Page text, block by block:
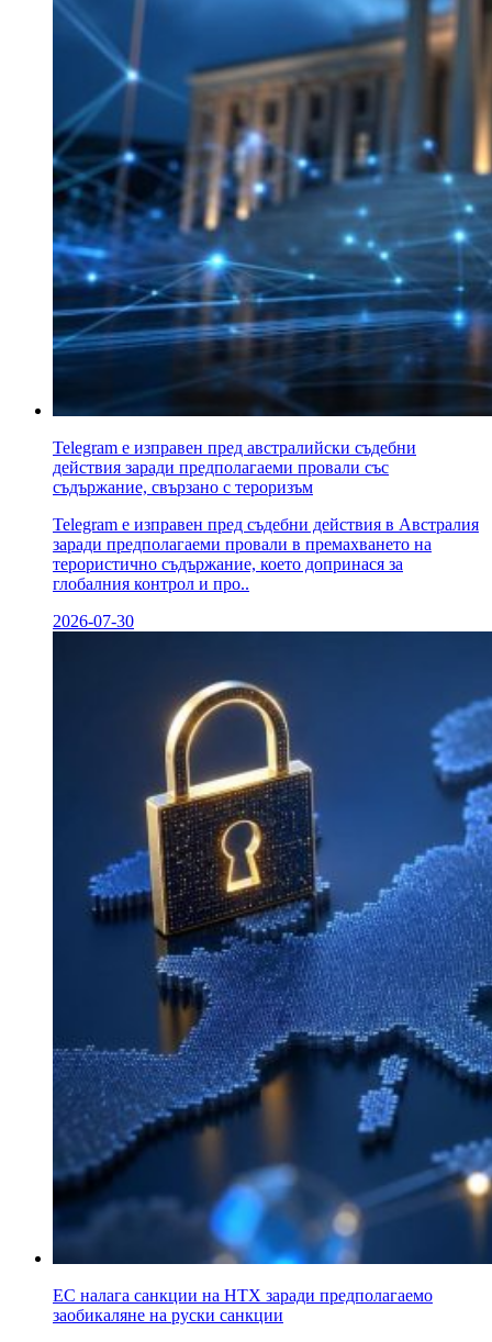
Telegram е изправен пред австралийски съдебни
действия заради предполагаеми провали със
съдържание, свързано с тероризъм
Telegram е изправен пред съдебни действия в Австралия
заради предполагаеми провали в премахването на
терористично съдържание, което допринася за
глобалния контрол и про..
2026-07-30
ЕС налага санкции на HTX заради предполагаемо
заобикаляне на руски санкции